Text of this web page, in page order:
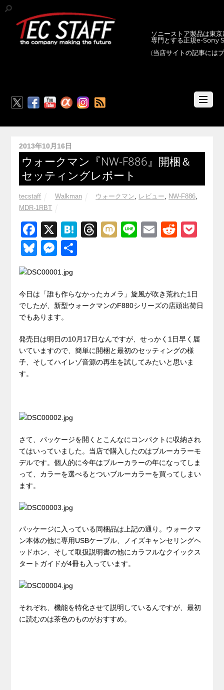
ソニーストア製品は東
専門とする正規e-Sony
(当店サイトの記事には
2013年10月16日
ウォークマン『NW-F886』開梱＆
セッティングレポート
tecstaff Walkman ウォークマン, レビュー, NW-F886,
MDR-1RBT
F
a
c
e
b
o
o
k
X
H
a
T
d
s
M
Li
E
R
t
Bl
e
sk
y
M
ss
e
n
er
今日は「誰も作らなかったカメラ」旋風が吹き荒れた1日
でしたが、新型ウォークマンのF880シリーズの店頭出荷日
でもあります。
発売日は明日の10月17日なんですが、せっかく1日早く届
いていますので、簡単に開梱と最初のセッティングの様
子、そしてハイレゾ音源の再生を試してみたいと思いま
す。
さて、パッケージを開くとこんなにコンパクトに収納され
てはいっていました。当店で購入したのはブルーカラーモ
デルです。個人的に今年はブルーカラーの年になってしま
って、カラーを選べるとついブルーカラーを買ってしまい
ます。
パッケージに入っている同梱品は上記の通り。ウォークマ
ン本体の他に専用USBケーブル、ノイズキャンセリングヘ
ッドホン、そして取扱説明書の他にカラフルなクイックス
タートガイドが4冊も入っています。
それぞれ、機能を特化させて説明しているんですが、最初
に読むのは茶色のものがおすすめ。